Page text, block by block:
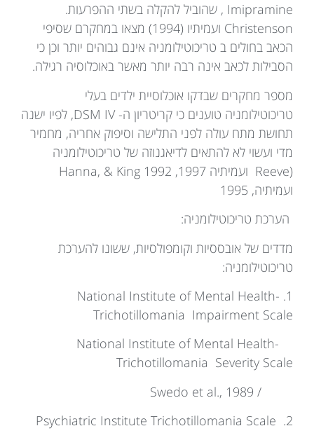
Imipramine , שהוביל להקלה בשתי ההפרעות.
Christenson ועמיתיו (1994) מצאו במחקרם שסיפי
הכאב בחולים ב טריכוטילומניה אינם גבוהים יותר וכן כי
הסבילות לכאב אינה רבה יותר מאשר באוכלוסיה רגילה.
מספר מחקרים שבדקו אוכלוסיית ילדים בעלי
טריכוטילומניה טוענים כי קריטריון ה- DSM IV, לפיו ישנה
תחושת מתח עולה לפני התלישה וסיפוק אחריה, מחמיר
מדי ועשוי לא להתאים לדיאגנוזה של טריכוטילומניה
(Reeve ועמיתיה 1997, 1992 Hanna, & King
ועמיתיה, 1995
הערכת טריכוטילומניה:
מדדים של אובססיות וקומפולסיות, ששונו להערכת
טריכוטילומניה:
1. National Institute of Mental Health-
Trichotillomania Impairment Scale
National Institute of Mental Health-
Trichotillomania Severity Scale
/ Swedo et al., 1989
2. Psychiatric Institute Trichotillomania Scale